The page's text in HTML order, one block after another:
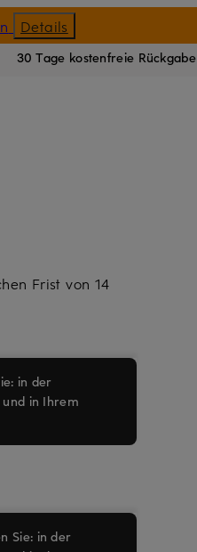
Details
30 Tage kostenfreie Rückgabe
Frist von 14